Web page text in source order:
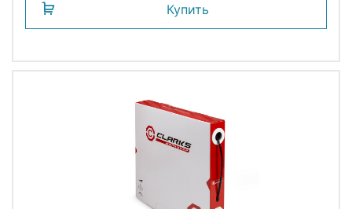
Купить